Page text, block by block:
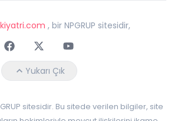
, bir NPGRUP sitesidir,
FaceebokTwitterYoutube
Yukarı Çık
sitesidir. Bu sitede verilen bilgiler, site